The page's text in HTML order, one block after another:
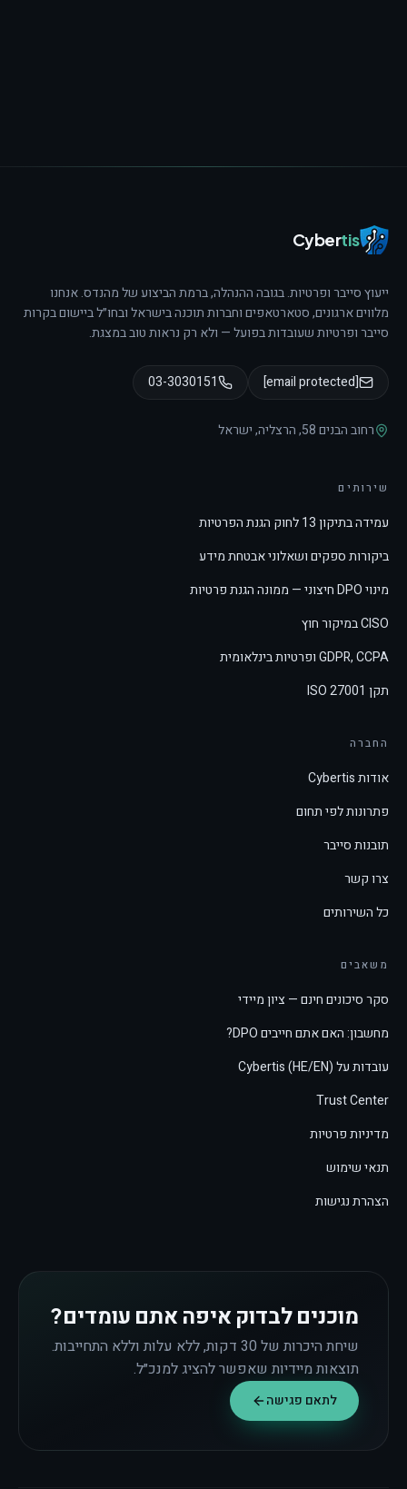
Cybertis
ייעוץ סייבר ופרטיות. בגובה ההנהלה, ברמת הביצוע של מהנדס.אנחנו
מלווים ארגונים, סטארטאפים וחברות תוכנה בישראל ובחו״ל ביישום בקרות
סייבר ופרטיות שעובדות בפועל — ולא רק נראות טוב במצגת.
[email protected]
03-3030151
רחוב הבנים 58 ,הרצליה,ישראל
שירותים
עמידה בתיקון 13 לחוק הגנת הפרטיות
ביקורות ספקים ושאלוני אבטחת מידע
מינוי DPO חיצוני — ממונה הגנת פרטיות
CISO במיקור חוץ
GDPR, CCPA ופרטיות בינלאומית
תקן ISO 27001
החברה
אודות Cybertis
פתרונות לפי תחום
תובנות סייבר
צרו קשר
כל השירותים
משאבים
סקר סיכונים חינם — ציון מיידי
מחשבון: האם אתם חייבים DPO?
עובדות על Cybertis (HE/EN)
Trust Center
מדיניות פרטיות
תנאי שימוש
הצהרת נגישות
מוכנים לבדוק איפה אתם עומדים?
שיחת היכרות של 30 דקות, ללא עלות וללא התחייבות.
תוצאות מיידיות שאפשר להציג למנכ״ל.
לתאם פגישה